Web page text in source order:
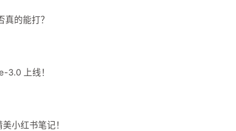
的能打？
3.0 上线！
小红书笔记！